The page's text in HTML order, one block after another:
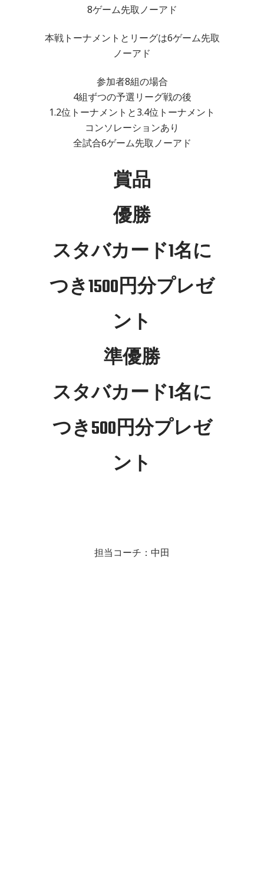
8ゲーム先取ノーアド
本戦トーナメントとリーグは6ゲーム先取
ノーアド
参加者8組の場合
4組ずつの予選リーグ戦の後
1.2位トーナメントと3.4位トーナメント
コンソレーションあり
全試合6ゲーム先取ノーアド
賞品
優勝
スタバカード1名に
つき1500円分プレゼ
ント
準優勝
スタバカード1名に
つき500円分プレゼ
ント
担当コーチ：中田